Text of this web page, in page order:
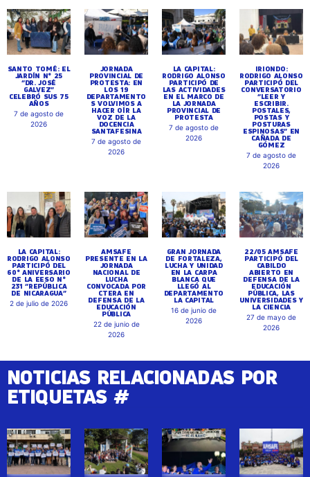
SANTO TOMÉ: EL
JARDÍN N° 25
“DR. JOSÉ
GALVEZ”
CELEBRÓ SUS 75
AÑOS
7 de agosto de
2026
JORNADA
PROVINCIAL DE
PROTESTA: EN
LOS 19
DEPARTAMENTO
S VOLVIMOS A
HACER OÍR LA
VOZ DE LA
DOCENCIA
SANTAFESINA
7 de agosto de
2026
LA CAPITAL:
RODRIGO ALONSO
PARTICIPÓ DE
LAS ACTIVIDADES
EN EL MARCO DE
LA JORNADA
PROVINCIAL DE
PROTESTA
7 de agosto de
2026
IRIONDO:
RODRIGO ALONSO
PARTICIPÓ DEL
CONVERSATORIO
“LEER Y
ESCRIBIR.
POSTALES,
POSTAS Y
POSTURAS
ESPINOSAS” EN
CAÑADA DE
GÓMEZ
7 de agosto de
2026
LA CAPITAL:
RODRIGO ALONSO
PARTICIPÓ DEL
60° ANIVERSARIO
DE LA EESO N°
231 “REPÚBLICA
DE NICARAGUA”
2 de julio de 2026
AMSAFE
PRESENTE EN LA
JORNADA
NACIONAL DE
LUCHA
CONVOCADA POR
CTERA EN
DEFENSA DE LA
EDUCACIÓN
PÚBLICA
22 de junio de
2026
GRAN JORNADA
DE FORTALEZA,
LUCHA Y UNIDAD
EN LA CARPA
BLANCA QUE
LLEGÓ AL
DEPARTAMENTO
LA CAPITAL
16 de junio de
2026
22/05 AMSAFE
PARTICIPÓ DEL
CABILDO
ABIERTO EN
DEFENSA DE LA
EDUCACIÓN
PÚBLICA, LAS
UNIVERSIDADES Y
LA CIENCIA
27 de mayo de
2026
NOTICIAS RELACIONADAS POR
ETIQUETAS #